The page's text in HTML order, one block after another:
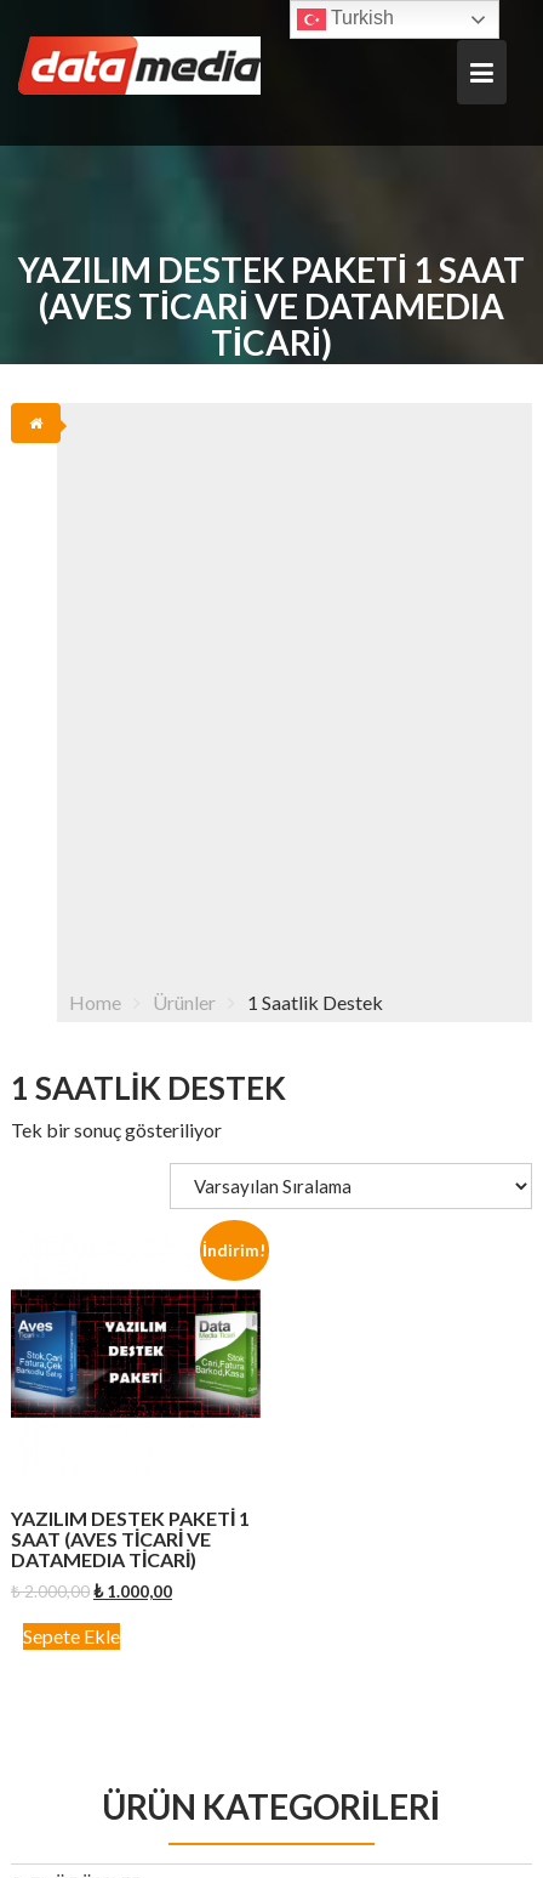
content
YAZILIM DESTEK PAKETİ 1 SAAT
(AVES TİCARİ VE DATAMEDIA
TİCARİ)
Home Ürünler 1 Saatlik Destek
1 SAATLIK DESTEK
Tek bir sonuç gösteriliyor
İndirim!
YAZILIM DESTEK PAKETİ 1
SAAT (AVES TİCARİ VE
DATAMEDIA TİCARİ)
₺2.000,00Orijinal
₺ 2.000,00.
₺1.000,00Şu
Sepete Ekle
ÜRÜN KATEGORILERI
Turkish